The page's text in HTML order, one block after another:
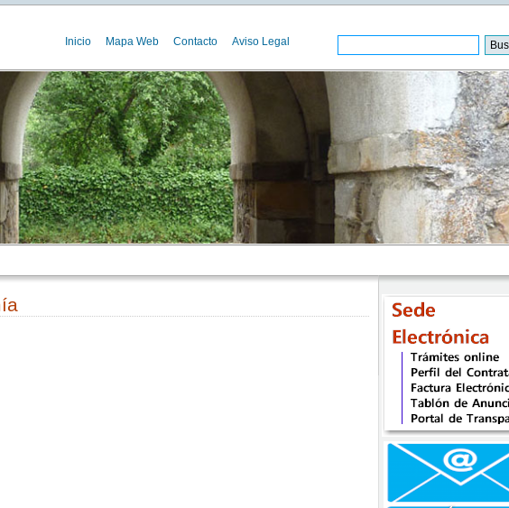
Inicio Mapa Web Contacto Aviso Legal